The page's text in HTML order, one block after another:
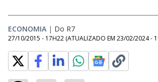
ECONOMIA | Do R7
27/10/2015 - 17H22 (ATUALIZADO EM 23/02/2024 -